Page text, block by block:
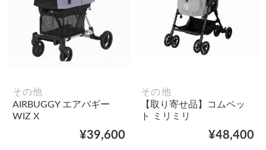
その他
AIRBUGGY エアバギー
WIZ X
¥39,600
その他
【取り寄せ品】コムペッ
ト ミリミリ
¥48,400